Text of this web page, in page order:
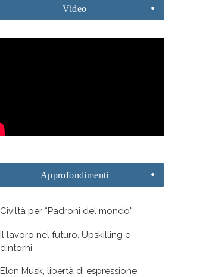
Video
Approfondimenti
Civiltà per “Padroni del mondo”
Il lavoro nel futuro. Upskilling e
dintorni
Elon Musk, libertà di espressione,